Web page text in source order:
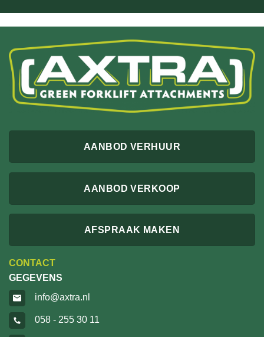
AANBOD VERHUUR
AANBOD VERKOOP
AFSPRAAK MAKEN
CONTACT
GEGEVENS
info@axtra.nl
058 - 255 30 11